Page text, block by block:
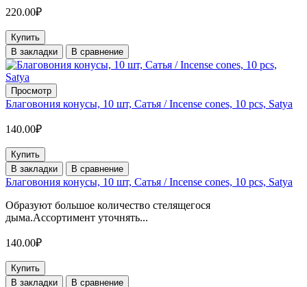
220.00₽
Купить
В закладки
В сравнение
Просмотр
Благовония конусы, 10 шт, Сатья / Incense cones, 10 pcs, Satya
140.00₽
Купить
В закладки
В сравнение
Благовония конусы, 10 шт, Сатья / Incense cones, 10 pcs, Satya
Образуют большое количество стелящегося
дыма.Ассортимент уточнять...
140.00₽
Купить
В закладки
В сравнение